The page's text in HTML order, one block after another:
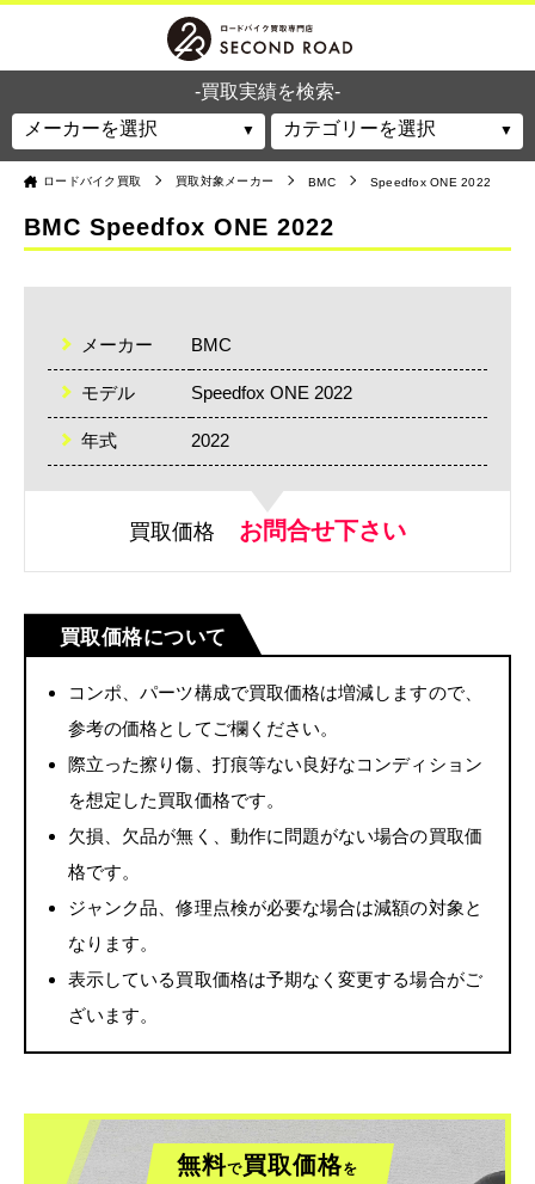
-買取実績を検索-
ロードバイク買取 買取対象メーカー BMC Speedfox ONE 2022
BMC Speedfox ONE 2022
メーカー BMC
モデル Speedfox ONE 2022
年式 2022
買取価格 お問合せ下さい
買取価格について
コンポ、パーツ構成で買取価格は増減しますので、
参考の価格としてご欄ください。
際立った擦り傷、打痕等ない良好なコンディション
を想定した買取価格です。
欠損、欠品が無く、動作に問題がない場合の買取価
格です。
ジャンク品、修理点検が必要な場合は減額の対象と
なります。
表示している買取価格は予期なく変更する場合がご
ざいます。
無料で買取価格を